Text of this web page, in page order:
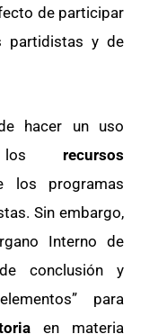
de participar
partidistas y de
hacer un uso
los recursos
los programas
Sin embargo,
Interno de
conclusión y
para
en materia